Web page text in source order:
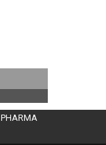
PHARMA